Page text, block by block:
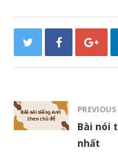
Bài nói
nhất